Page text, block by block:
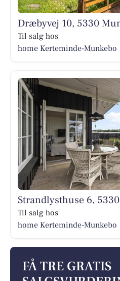
Dræbyvej 10, 5330
Til salg hos
home Kerteminde-Munkebo
Strandlysthuse 6,
Til salg hos
home Kerteminde-Munkebo
FÅ TRE GRATIS